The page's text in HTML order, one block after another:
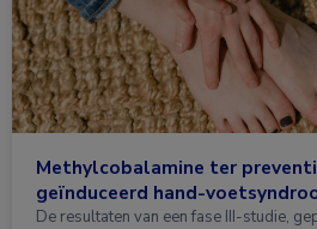
Methylcobalamine ter
geïnduceerd hand-
De resultaten van een fase III-studie,